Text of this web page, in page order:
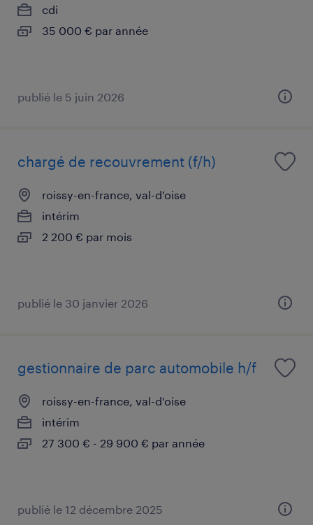
cdi
35 000 € par année
publié le 5 juin 2026
chargé de recouvrement (f/h)
roissy-en-france, val-d'oise
intérim
2 200 € par mois
publié le 30 janvier 2026
gestionnaire de parc automobile h/f
roissy-en-france, val-d'oise
intérim
27 300 € - 29 900 € par année
publié le 12 décembre 2025